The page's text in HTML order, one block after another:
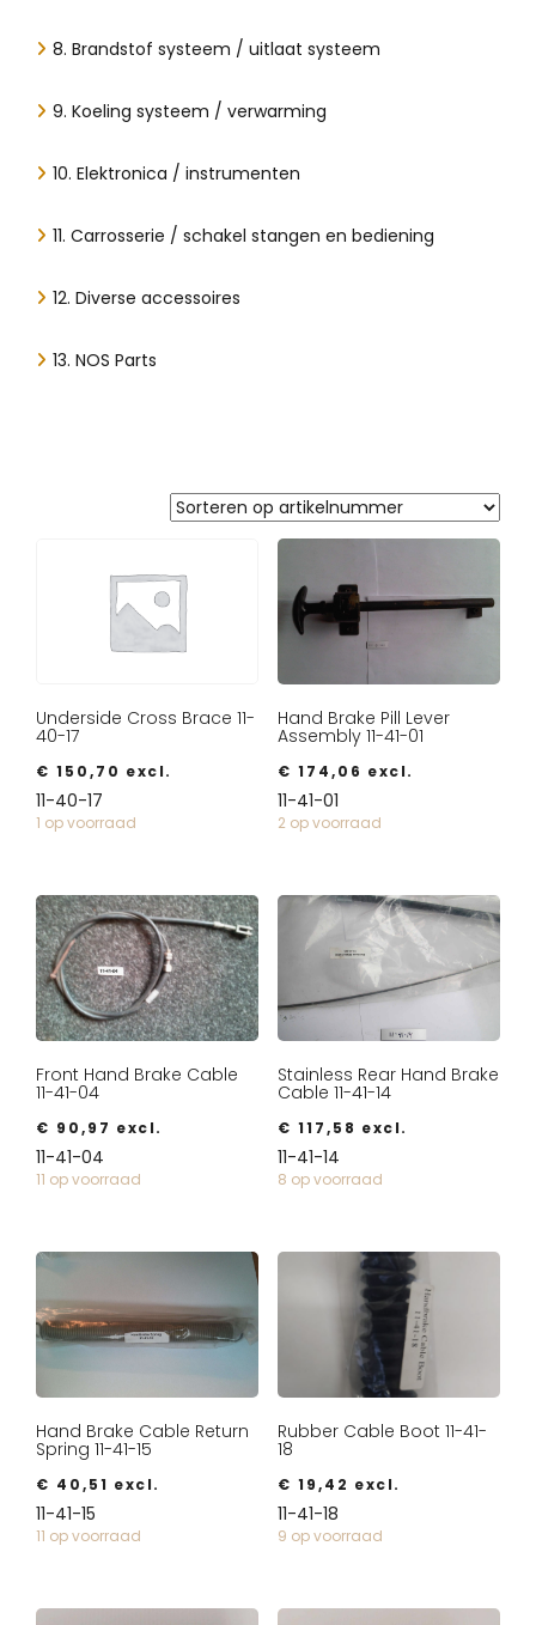
8. Brandstof systeem / uitlaat systeem
9. Koeling systeem / verwarming
10. Elektronica / instrumenten
11. Carrosserie / schakel stangen en bediening
12. Diverse accessoires
13. NOS Parts
Underside Cross Brace 11-
40-17
€ 150,70 excl.
11-40-17
1 op voorraad
Hand Brake Pill Lever
Assembly 11-41-01
€ 174,06 excl.
11-41-01
2 op voorraad
Front Hand Brake Cable
11-41-04
€ 90,97 excl.
11-41-04
11 op voorraad
Stainless Rear Hand Brake
Cable 11-41-14
€ 117,58 excl.
11-41-14
8 op voorraad
Hand Brake Cable Return
Spring 11-41-15
€ 40,51 excl.
11-41-15
11 op voorraad
Rubber Cable Boot 11-41-
18
€ 19,42 excl.
11-41-18
9 op voorraad